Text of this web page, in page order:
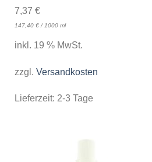
7,37 €
147,40 €/ 1000 ml
inkl. 19 % MwSt.
zzgl. Versandkosten
Lieferzeit: 2-3 Tage